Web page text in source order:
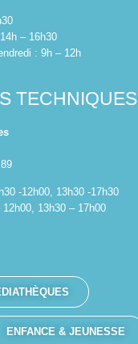
– 16h30
: 9h – 12h
TECHNIQUES
-12h00, 13h30 -17h30
13h30 – 17h00
ENFANCE & JEUNESSE